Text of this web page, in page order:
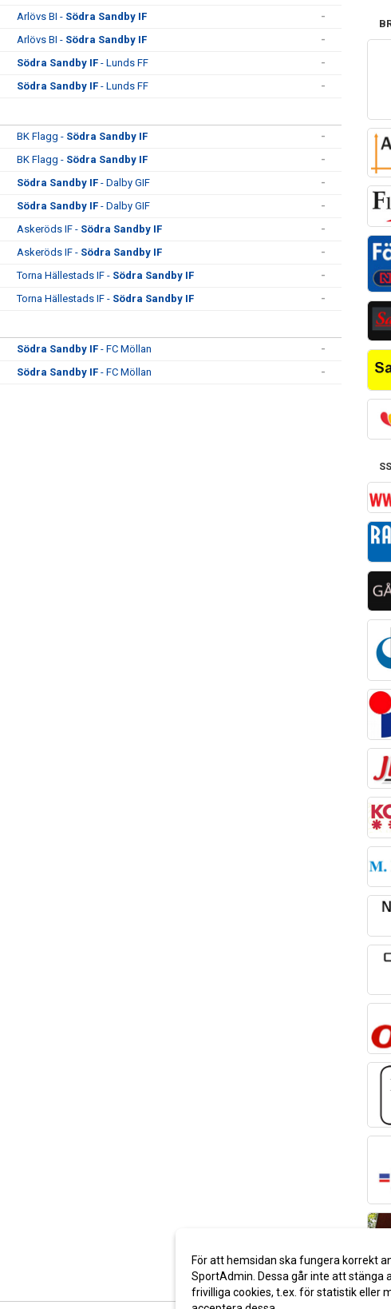
Arlövs BI - Södra Sandby IF
-
Arlövs BI - Södra Sandby IF
-
Södra Sandby IF - Lunds FF
-
Södra Sandby IF - Lunds FF -
BK Flagg - Södra Sandby IF
-
BK Flagg - Södra Sandby IF
-
Södra Sandby IF - Dalby GIF
-
Södra Sandby IF - Dalby GIF
-
Askeröds IF - Södra Sandby IF
-
Askeröds IF - Södra Sandby IF
-
Torna Hällestads IF - Södra Sandby IF
-
Torna Hällestads IF - Södra Sandby IF -
Södra Sandby IF - FC Möllan
-
Södra Sandby IF - FC Möllan -
För att hemsidan ska fungera korrekt
SportAdmin. Dessa går inte att stänga
frivilliga cookies, t.ex. för statistik eller